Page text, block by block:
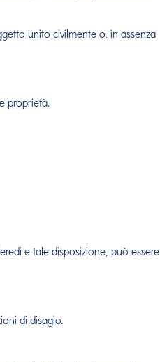
unito civilmente o, in assenza
proprietà.
e tale disposizione, può essere
di disagio.